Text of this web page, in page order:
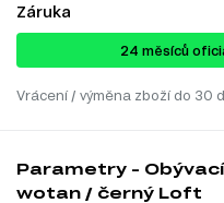
Záruka
24 ​​​​měsíců
Vrácení / výměna zboží do 30
Parametry -
wotan / černý Loft